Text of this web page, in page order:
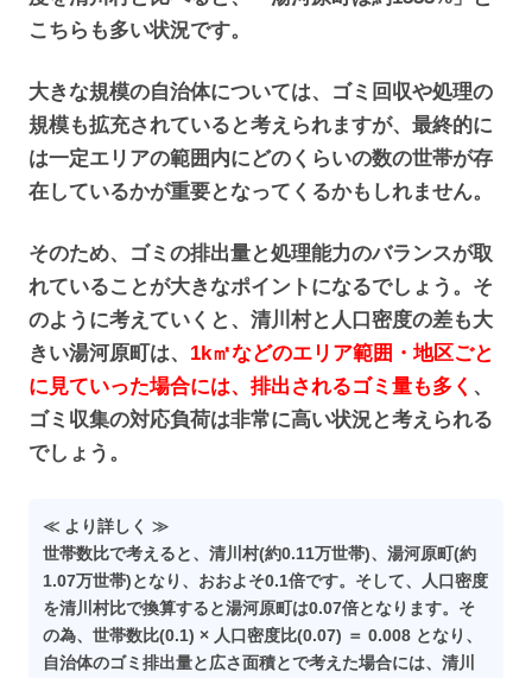
こちらも多い状況です。
大きな規模の自治体については、ゴミ回収や処理の
規模も拡充されていると考えられますが、最終的に
は一定エリアの範囲内にどのくらいの数の世帯が存
在しているかが重要となってくるかもしれません。
そのため、ゴミの排出量と処理能力のバランスが取
れていることが大きなポイントになるでしょう。そ
のように考えていくと、清川村と人口密度の差も大
きい湯河原町は、 1k㎡などのエリア範囲・地区ごと
に見ていった場合には、排出されるゴミ量も多く 、
ゴミ収集の対応負荷は非常に高い状況と考えられる
でしょう。
≪ より詳しく ≫
世帯数比で考えると、清川村(約0.11万世帯)、湯河原町(約
1.07万世帯)となり、おおよそ0.1倍です。そして、人口密度
を清川村比で換算すると湯河原町は0.07倍となります。そ
の為、世帯数比(0.1) × 人口密度比(0.07) ＝ 0.008 となり、
自治体のゴミ排出量と広さ面積とで考えた場合には、清川